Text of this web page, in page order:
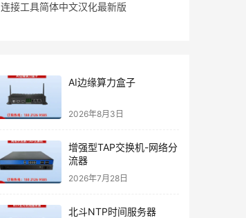
连接工具简体中文汉化最新版
AI边缘算力盒子
2026年8月3日
增强型TAP交换机-网络分
流器
2026年7月28日
北斗NTP时间服务器